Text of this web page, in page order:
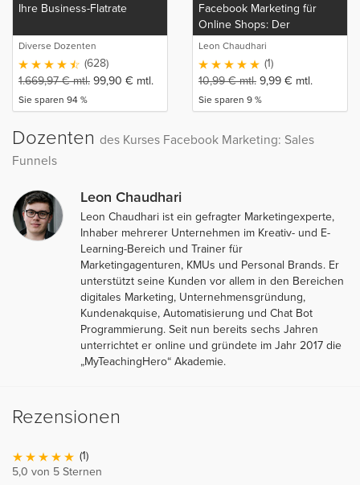
Ihre Business-Flatrate
Diverse Dozenten
(628)
1.669,97€mtl. 99,90 € mtl.
Sie sparen 94 %
Facebook Marketing für
Online Shops: Der
komplette E-Commerce und
Facebook Werbeanzeigen
Kurs
Leon Chaudhari
(1)
10,99€mtl. 9,99 € mtl.
Sie sparen 9 %
Dozenten des Kurses Facebook Marketing: Sales
Funnels
Leon Chaudhari
Leon Chaudhari ist ein gefragter Marketingexperte,
Inhaber mehrerer Unternehmen im Kreativ- und E-
Learning-Bereich und Trainer für
Marketingagenturen, KMUs und Personal Brands. Er
unterstützt seine Kunden vor allem in den Bereichen
digitales Marketing, Unternehmensgründung,
Kundenakquise, Automatisierung und Chat Bot
Programmierung. Seit nun bereits sechs Jahren
unterrichtet er online und gründete im Jahr 2017 die
„MyTeachingHero“ Akademie.
Rezensionen
(1)
5,0 von 5 Sternen